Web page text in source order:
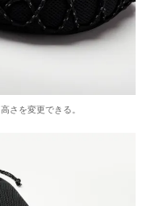
さを変更できる。